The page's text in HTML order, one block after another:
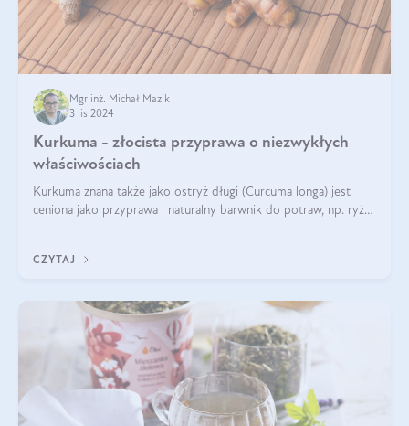
Mgr inż. Michał Mazik
3 lis 2024
Kurkuma - złocista przyprawa o niezwykłych
właściwościach
Kurkuma znana także jako ostryż długi (Curcuma longa) jest
ceniona jako przyprawa i naturalny barwnik do potraw, np. ryżu
CZYTAJ